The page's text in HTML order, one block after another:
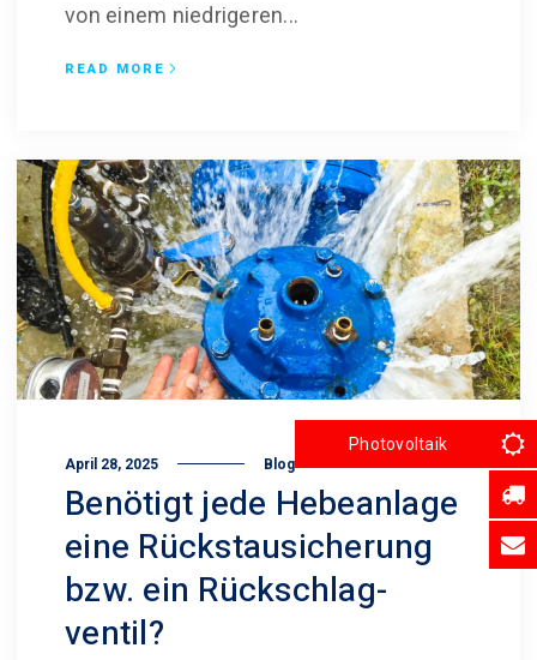
von einem niedrigeren...
READ MORE
April 28, 2025 Blog
Benötigt jede Hebeanlage
eine Rückstau­sicherung
bzw. ein Rückschlag­
ventil?
Photovoltaik